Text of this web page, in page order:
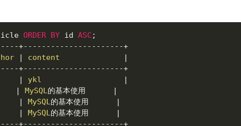
ORDER BY id ASC ;
-- --+-- -- -- -- -- -- -- -- -- -- --+
| content
|
-- --+-- -- -- -- -- -- -- -- -- -- --+
| ykl
|
| MySQL的基本使用
|
| MySQL的基本使用
|
| MySQL的基本使用
|
-- --+-- -- -- -- -- -- -- -- -- -- --+